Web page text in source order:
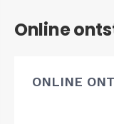
Online
ONLINE